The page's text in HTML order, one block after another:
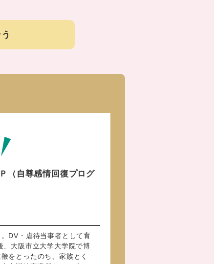
（自尊感情回復プログ
DV・虐待当事者として育
大阪市立大学大学院で博
をとったのち、家族とく